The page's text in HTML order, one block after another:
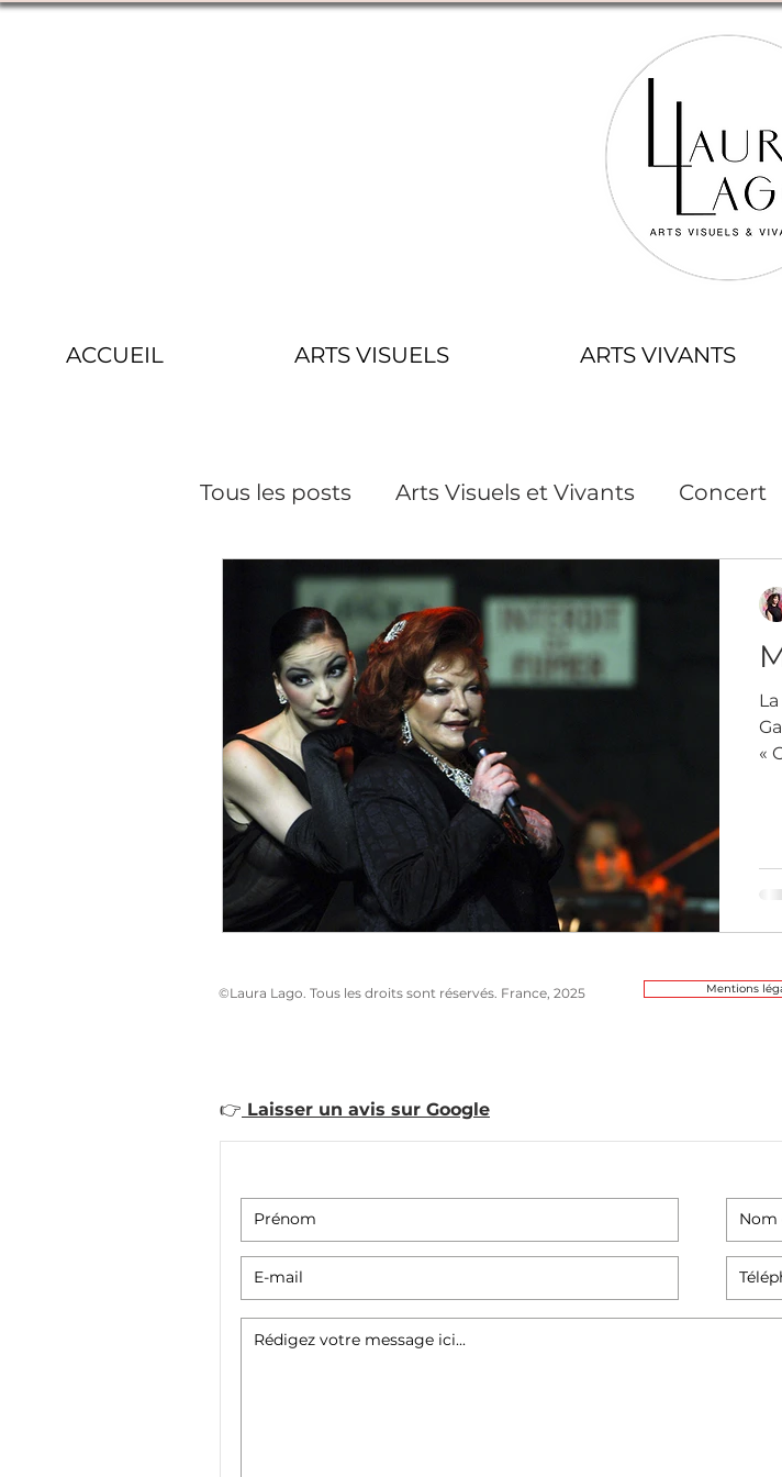
ACCUEIL ARTS VISUELS ARTS VIVANTS
Tous les posts Arts Visuels et Vivants Concert
Pilates Pilates, cours Privés et collectifs
Performance Création Photographe Paris
Soins du visage Danse Action pour les
Cineaste-Vidéaste Cours en ligne
Artiste peintre Paris Artiste auteure
«
©Laura Lago. Tous les droits sont réservés. France, 2025 Mentions
👉 Laisser un avis sur Google